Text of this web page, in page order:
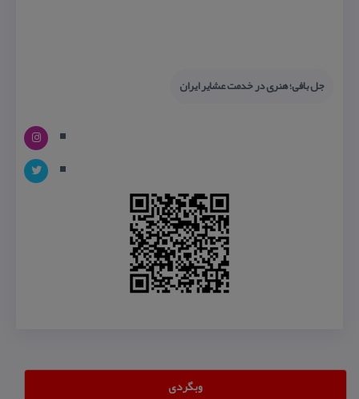
جل بافی؛ هنری در خدمت عشایر ایران
وبگردی